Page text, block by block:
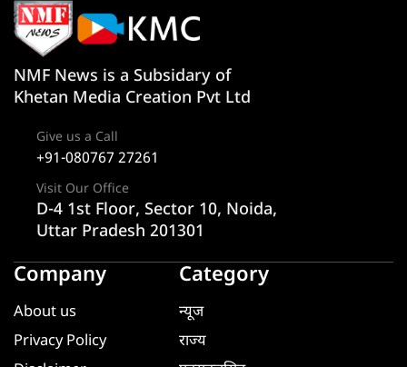
NMF News is a Subsidary of
Khetan Media Creation Pvt Ltd
Give us a Call
+91-080767 27261
Visit Our Office
D-4 1st Floor, Sector 10, Noida,
Uttar Pradesh 201301
Company
About us
Privacy Policy
Category
न्यूज
राज्य